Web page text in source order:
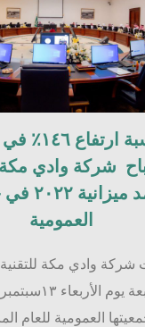
بنسبة
شركة وادي مكة
تعتمد
العمومية
وادي مكة للتقنية
العمومية للعام